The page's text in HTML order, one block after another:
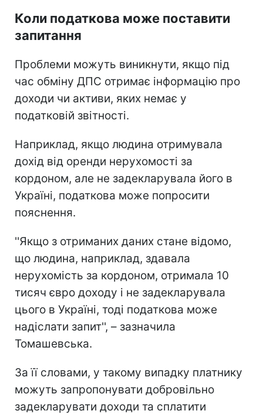
Коли податкова може поставити
запитання
Проблеми можуть виникнути, якщо під
час обміну ДПС отримає інформацію про
доходи чи активи, яких немає у
податковій звітності.
Наприклад, якщо людина отримувала
дохід від оренди нерухомості за
кордоном, але не задекларувала його в
Україні, податкова може попросити
пояснення.
''Якщо з отриманих даних стане відомо,
що людина, наприклад, здавала
нерухомість за кордоном, отримала 10
тисяч євро доходу і не задекларувала
цього в Україні, тоді податкова може
надіслати запит'', – зазначила
Томашевська.
За її словами, у такому випадку платнику
можуть запропонувати добровільно
задекларувати доходи та сплатити